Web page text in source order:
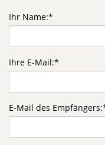
Ihr Name:*
Ihre E-Mail:*
E-Mail des Empfängers: